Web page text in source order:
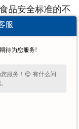
品安全标准的不
安全；而在化工
材料，以适应特
振动筛的应用范
产工艺的需求。
服
待为您服务!
服务！😊 有什么问